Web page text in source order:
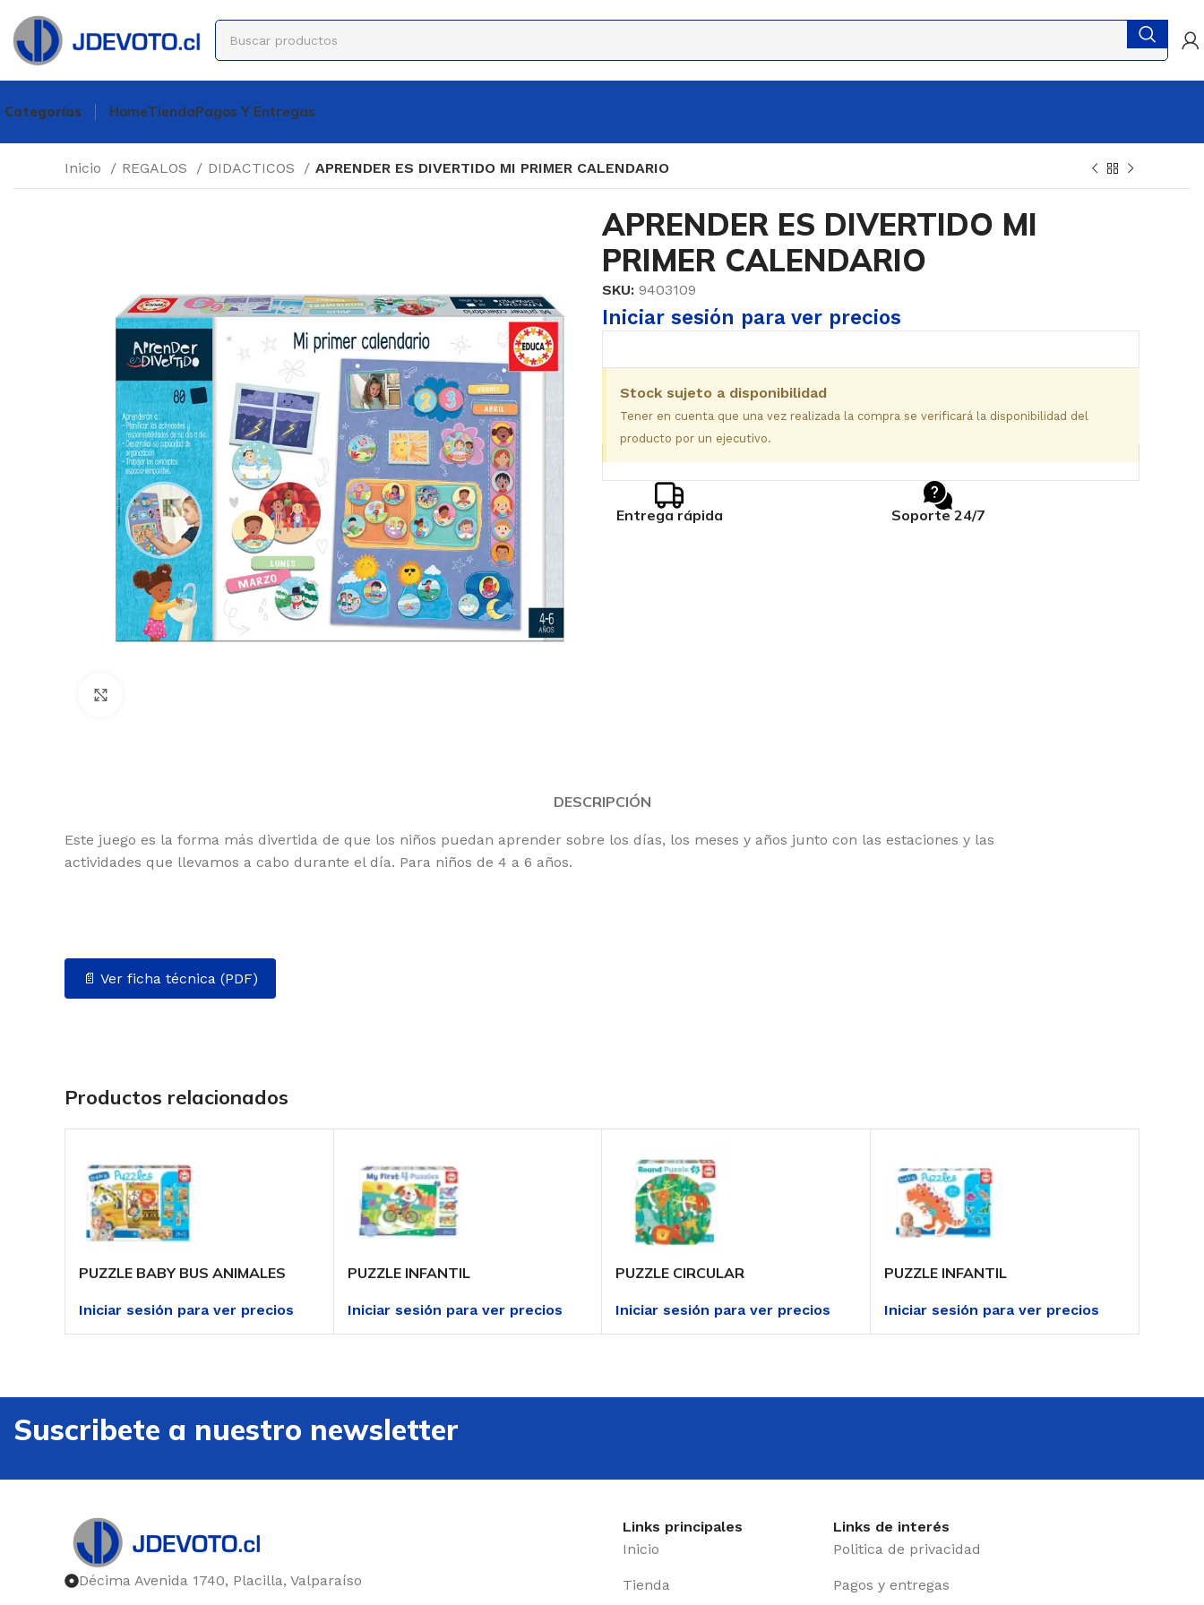
Categorías HomeTiendaPagos Y Entregas
Inicio REGALOS DIDACTICOS APRENDER ES DIVERTIDO MI PRIMER CALENDARIO
APRENDER ES DIVERTIDO MI
PRIMER CALENDARIO
SKU: 9403109
Iniciar sesión para ver precios
Stock sujeto a disponibilidad
Tener en cuenta que una vez realizada la compra se verificará la disponibilidad del
producto por un ejecutivo.
Entrega rápida Soporte 24/7
DESCRIPCIÓN
Este juego es la forma más divertida de que los niños puedan aprender sobre los días, los meses y años junto con las estaciones y las
actividades que llevamos a cabo durante el día. Para niños de 4 a 6 años.
📄 Ver ficha técnica (PDF)
Productos relacionados
PUZZLE BABY BUS ANIMALES
Iniciar sesión para ver precios
PUZZLE INFANTIL
Iniciar sesión para ver precios
PUZZLE CIRCULAR
Iniciar sesión para ver precios
PUZZLE INFANTIL
Iniciar sesión para ver precios
Suscribete a nuestro newsletter
Décima Avenida 1740, Placilla, Valparaíso
Links principales
Inicio
Tienda
Links de interés
Politica de privacidad
Pagos y entregas